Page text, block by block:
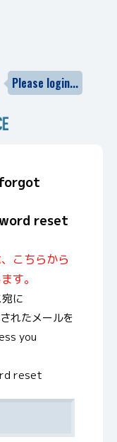
forgot
reset
こちらから
す。
に
れたメールを
you
reset